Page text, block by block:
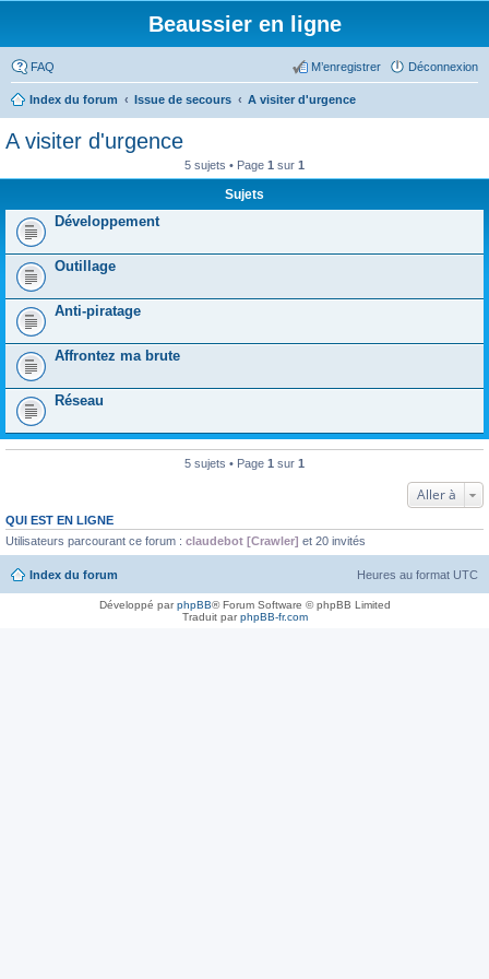
Beaussier en ligne
FAQ Déconnexion
M’enregistrer
Index du forum Issue de secours A visiter d'urgence
A visiter d'urgence
5 sujets • Page 1 sur 1
Sujets
Développement
Outillage
Anti-piratage
Affrontez ma brute
Réseau
5 sujets • Page 1 sur 1
Aller à
QUI EST EN LIGNE
Utilisateurs parcourant ce forum : claudebot [Crawler] et 20 invités
Index du forum Heures au format UTC
Développé parphpBB® Forum Software © phpBB Limited
Traduit parphpBB-fr.com